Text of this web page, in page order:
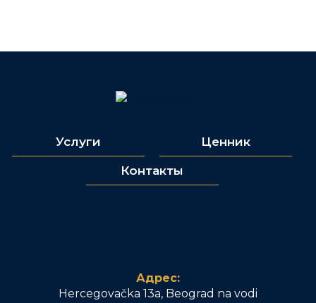
Услуги Ценник
Контакты
Адрес:
Hercegovačka 13a, Beograd na vodi